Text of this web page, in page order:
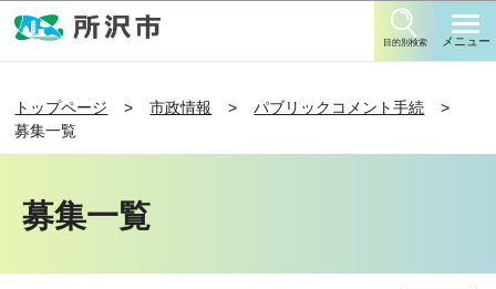
目的別検索 メニュー
トップページ 市政情報
パブリックコメント手続
募集一覧
募集一覧